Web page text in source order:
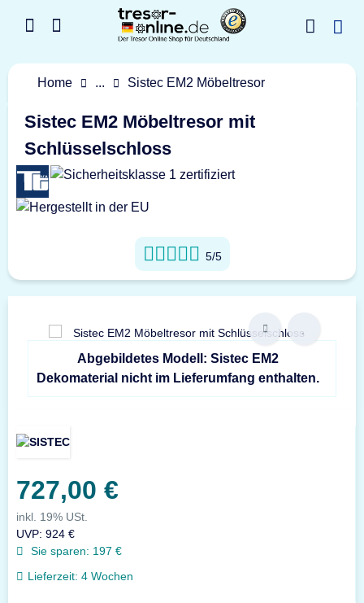
Home ... Sistec EM2 Möbeltresor
Sistec EM2 Möbeltresor mit
Schlüsselschloss
5/5
Abgebildetes Modell: Sistec EM2
Dekomaterial nicht im Lieferumfang enthalten.
727,00 €
inkl. 19% USt.
UVP: 924 €
Sie sparen: 197 €
Lieferzeit: 4 Wochen